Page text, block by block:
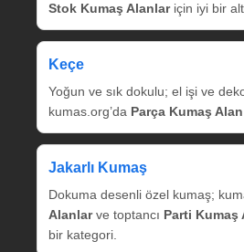
Stok Kumaş Alanlariçin iyi bir
Keçe
Yoğun ve sık dokulu; el işi ve
kumas.org’da Parça Kumaş Alan
Jakarlı Kumaş
Dokuma desenli özel kumaş;
Alanlarve toptancı Parti Kumaş
bir kategori.